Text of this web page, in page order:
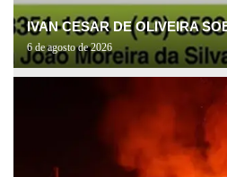
IVAN CESAR DE OLIVEIRA
6 de agosto de 2026